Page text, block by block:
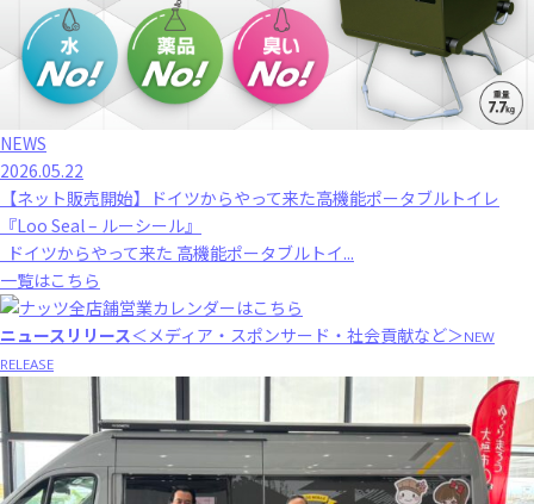
NEWS
2026.05.22
【ネット販売開始】ドイツからやって来た高機能ポータブルトイレ
『Loo Seal – ルーシール』
ドイツからやって来た 高機能ポータブルトイ...
一覧はこちら
ニュースリリース＜メディア・スポンサード・社会貢献など＞NEW
RELEASE